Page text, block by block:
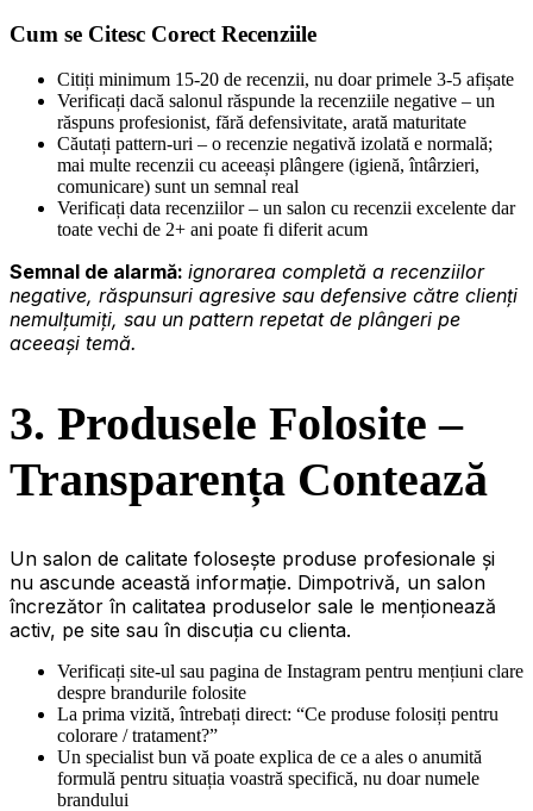
Cum se Citesc Corect Recenziile
Citiți minimum 15-20 de recenzii, nu doar primele 3-5 afișate
Verificați dacă salonul răspunde la recenziile negative – un
răspuns profesionist, fără defensivitate, arată maturitate
Căutați pattern-uri – o recenzie negativă izolată e normală;
mai multe recenzii cu aceeași plângere (igienă, întârzieri,
comunicare) sunt un semnal real
Verificați data recenziilor – un salon cu recenzii excelente dar
toate vechi de 2+ ani poate fi diferit acum
Semnal de alarmă: ignorarea completă a recenziilor
negative, răspunsuri agresive sau defensive către clienți
nemulțumiți, sau un pattern repetat de plângeri pe
aceeași temă.
3. Produsele Folosite –
Transparența Contează
Un salon de calitate folosește produse profesionale și
nu ascunde această informație. Dimpotrivă, un salon
încrezător în calitatea produselor sale le menționează
activ, pe site sau în discuția cu clienta.
Verificați site-ul sau pagina de Instagram pentru mențiuni clare
despre brandurile folosite
La prima vizită, întrebați direct: “Ce produse folosiți pentru
colorare / tratament?”
Un specialist bun vă poate explica de ce a ales o anumită
formulă pentru situația voastră specifică, nu doar numele
brandului